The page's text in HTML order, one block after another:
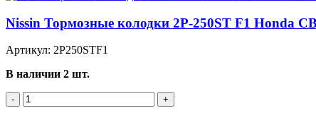
Nissin Тормозные колодки 2P-250ST F1 Honda
Артикул: 2P250STF1
В наличии 2 шт.
- +